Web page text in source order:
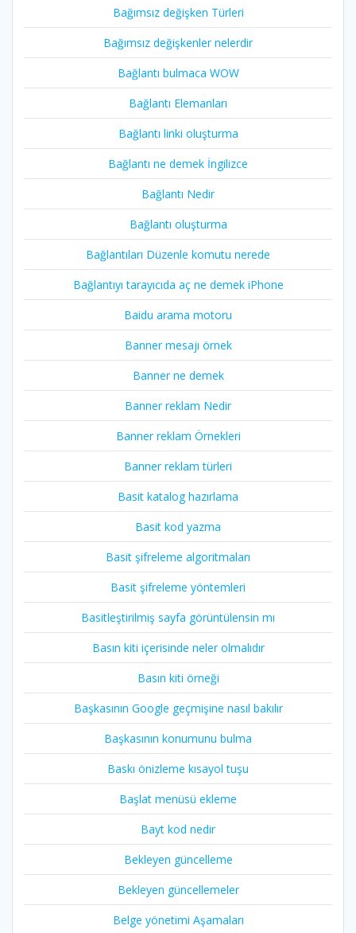
Bağımsız değişken Türleri
Bağımsız değişkenler nelerdir
Bağlantı bulmaca WOW
Bağlantı Elemanları
Bağlantı linki oluşturma
Bağlantı ne demek İngilizce
Bağlantı Nedir
Bağlantı oluşturma
Bağlantıları Düzenle komutu nerede
Bağlantıyı tarayıcıda aç ne demek iPhone
Baidu arama motoru
Banner mesajı örnek
Banner ne demek
Banner reklam Nedir
Banner reklam Örnekleri
Banner reklam türleri
Basit katalog hazırlama
Basit kod yazma
Basit şifreleme algoritmaları
Basit şifreleme yöntemleri
Basitleştirilmiş sayfa görüntülensin mı
Basın kiti içerisinde neler olmalıdır
Basın kiti örneği
Başkasının Google geçmişine nasıl bakılır
Başkasının konumunu bulma
Baskı önizleme kısayol tuşu
Başlat menüsü ekleme
Bayt kod nedir
Bekleyen güncelleme
Bekleyen güncellemeler
Belge yönetimi Aşamaları